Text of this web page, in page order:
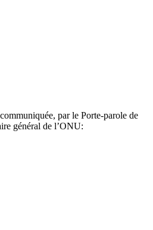
par le Porte-parole de
général de l’ONU: